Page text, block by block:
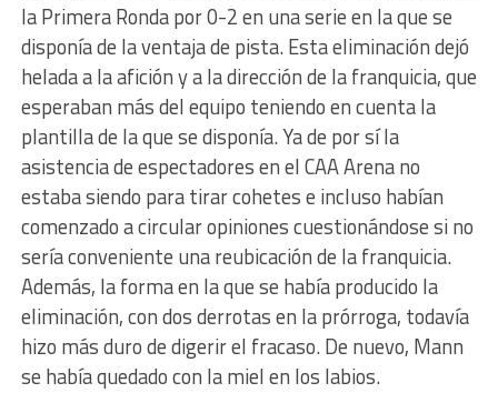
la Primera Ronda por 0-2 en una serie en la que se
disponía de la ventaja de pista. Esta eliminación dejó
helada a la afición y a la dirección de la franquicia, que
esperaban más del equipo teniendo en cuenta la
plantilla de la que se disponía. Ya de por sí la
asistencia de espectadores en el CAA Arena no
estaba siendo para tirar cohetes e incluso habían
comenzado a circular opiniones cuestionándose si no
sería conveniente una reubicación de la franquicia.
Además, la forma en la que se había producido la
eliminación, con dos derrotas en la prórroga, todavía
hizo más duro de digerir el fracaso. De nuevo, Mann
se había quedado con la miel en los labios.